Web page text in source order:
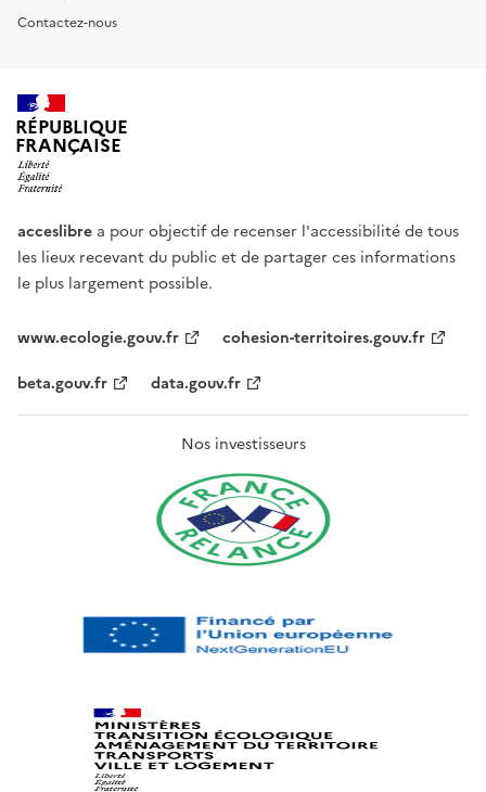
Contactez-nous
RÉPUBLIQUE
FRANÇAISE
acceslibre a pour objectif de recenser l'accessibilité de tous
les lieux recevant du public et de partager ces informations
le plus largement possible.
www.ecologie.gouv.fr
cohesion-territoires.gouv.fr
beta.gouv.fr
data.gouv.fr
Nos investisseurs